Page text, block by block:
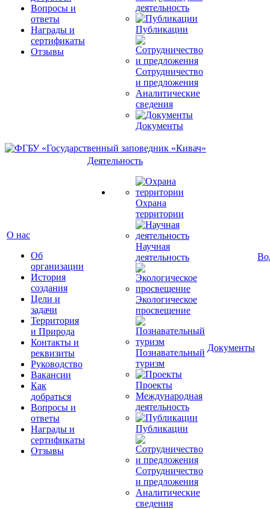
Вопросы и
ответы
Награды и
сертификаты
Отзывы
деятельность
Публикации
Сотрудничество
и предложения
Аналитические
сведения
Документы
О нас
Об
организации
История
создания
Цели и
задачи
Территория
и Природа
Контакты и
реквизиты
Руководство
Вакансии
Как
добраться
Вопросы и
ответы
Награды и
сертификаты
Отзывы
Деятельность
Охрана
территории
Научная
деятельность
Экологическое
просвещение
Познавательный
туризм
Проекты
Международная
деятельность
Публикации
Сотрудничество
и предложения
Аналитические
сведения
Документы